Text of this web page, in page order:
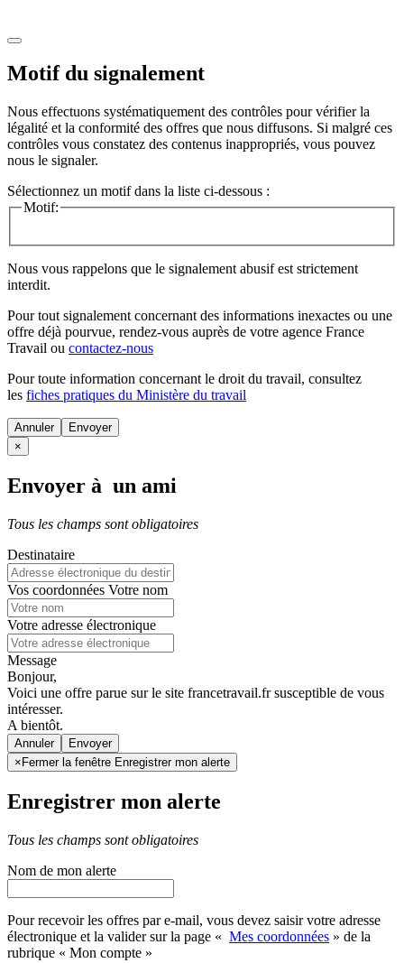
Motif du signalement
Nous effectuons systématiquement des contrôles pour vérifier la
légalité et la conformité des offres que nous diffusons. Si malgré ces
contrôles vous constatez des contenus inappropriés, vous pouvez
nous le signaler.
Sélectionnez un motif dans la liste ci-dessous :
Motif:
Nous vous rappelons que le signalement abusif est strictement
interdit.
Pour tout signalement concernant des informations inexactes ou une
offre déjà pourvue, rendez-vous auprès de votre agence France
Travail ou contactez-nous
Pour toute information concernant le droit du travail, consultez
les fiches pratiques du Ministère du travail
Annuler
×
Envoyer à un ami
Tous les champs sont obligatoires
Destinataire
Vos coordonnées Votre nom
Votre adresse électronique
Message
Bonjour,
Voici une offre parue sur le site francetravail.fr susceptible de vous
intéresser.
A bientôt.
Annuler
× Fermer la fenêtre Enregistrer mon alerte
Enregistrer mon alerte
Tous les champs sont obligatoires
Nom de mon alerte
Pour recevoir les offres par e-mail, vous devez saisir votre adresse
électronique et la valider sur la page « Mes coordonnées » de la
rubrique « Mon compte »